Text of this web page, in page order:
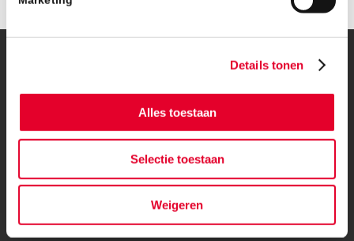
Details tonen
Alles toestaan
Selectie toestaan
Weigeren
BanGroep|Algemene